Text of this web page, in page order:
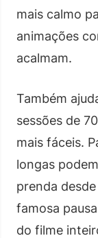
mais calmo
animações
acalmam.
Também
sessões de
mais fáceis.
longas
prenda
famosa
do filme